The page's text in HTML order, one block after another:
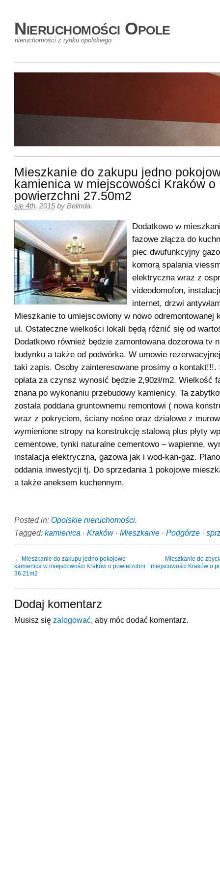
Nieruchomości Opole
nieruchomości z rynku opolskiego
Mieszkanie do zakupu jedno
kamienica w miejscowości Kraków o
powierzchni 27.50m2
sie 4th, 2015 by Belinda.
Dodatkowo w
fazowe złącza do
piec dwufunkcyjny
komorą spalania
elektryczna wraz z
videodomofon,
internet, drzwi
Mieszkanie to umiejscowiony w nowo odremontowanej
ul. Ostateczne wielkości lokali będą różnić się od
Dodatkowo również będzie zamontowana dozorowa tv
budynku a także od podwórka. W umowie
taki zapis. Osoby zainteresowane prosimy o kontakt!!!.
opłata za czynsz wynosić będzie 2,90zł/m2. Wielkość
znana po wykonaniu przebudowy kamienicy. Ta
została poddana gruntownemu remontowi ( nowa
wraz z pokryciem, ściany nośne oraz działowe z
wymienione stropy na konstrukcję stalową plus płyty
cementowe, tynki naturalne cementowo – wapienne,
instalacja elektryczna, gazowa jak i wod-kan-gaz.
oddania inwestycji tj. Do sprzedania 1 pokojowe
a także aneksem kuchennym.
Posted in: Opolskie nieruchomości.
Tagged: kamienica · Kraków· Mieszkanie · Podgórze ·
← Mieszkanie do zakupu jedno pokojowe
kamienica w miejscowości Kraków o powierzchni
36.21m2
Mieszkanie do
miejscowości Kraków o
Dodaj komentarz
Musisz się zalogować , aby móc dodać komentarz.